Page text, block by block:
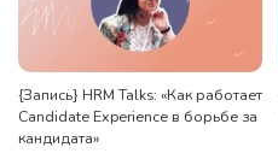
{Запись} HRM Talks: «Как работает
Candidate Experience в борьбе за
кандидата»